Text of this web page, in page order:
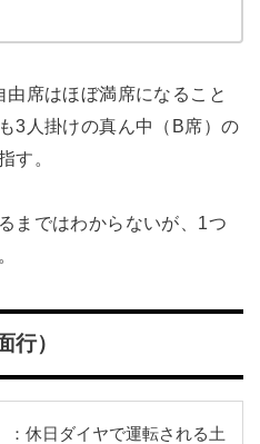
席はほぼ満席になること
3人掛けの真ん中（B席）の
す。
まではわからないが、1つ
行）
：休日ダイヤで運転される土